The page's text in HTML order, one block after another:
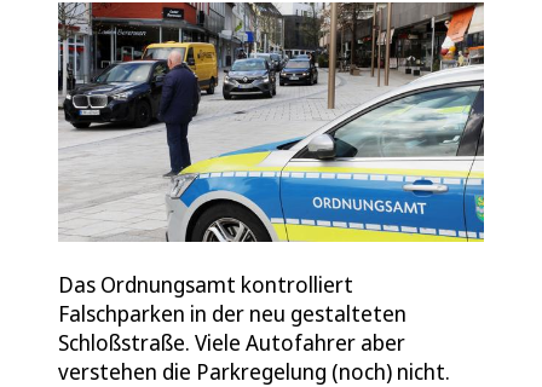
Das Ordnungsamt kontrolliert
Falschparken in der neu gestalteten
Schloßstraße. Viele Autofahrer aber
verstehen die Parkregelung (noch) nicht.